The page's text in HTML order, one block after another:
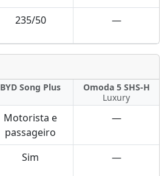
235/50 —
BYD Song Plus
Omoda 5 SHS-H
Luxury
Motorista e
passageiro
—
Sim —